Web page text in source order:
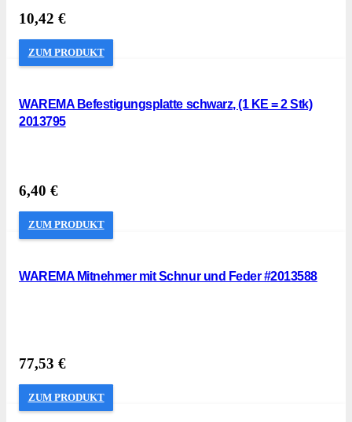
10,42 €
ZUM PRODUKT
WAREMA Befestigungsplatte schwarz, (1 KE = 2 Stk)
2013795
6,40 €
ZUM PRODUKT
WAREMA Mitnehmer mit Schnur und Feder #2013588
77,53 €
ZUM PRODUKT